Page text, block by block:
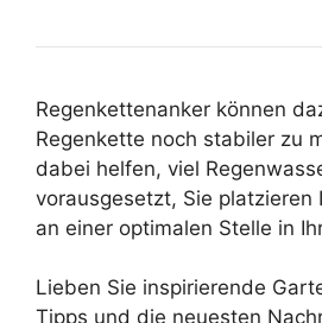
Regenkettenanker können
Regenkette noch stabiler zu
dabei helfen, viel
vorausgesetzt, Sie platzieren
an einer optimalen Stelle in
Lieben Sie inspirierende
Tipps und die neuesten